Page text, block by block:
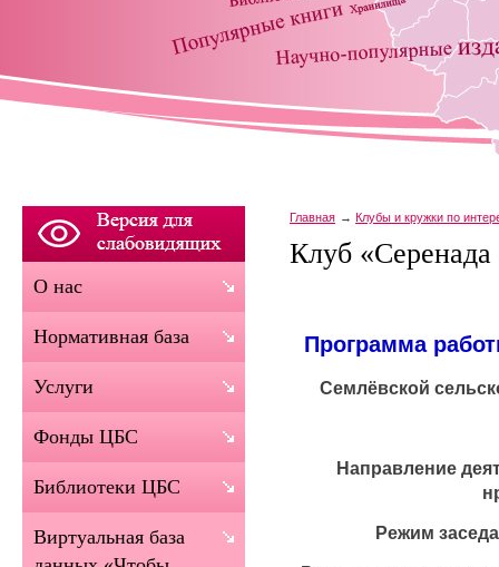
Главная Клубы и кружки по
Клуб
Программа
Семлёвской
Направление
Режим
О нас
Нормативная база
Услуги
Фонды ЦБС
Библиотеки ЦБС
Виртуальная база